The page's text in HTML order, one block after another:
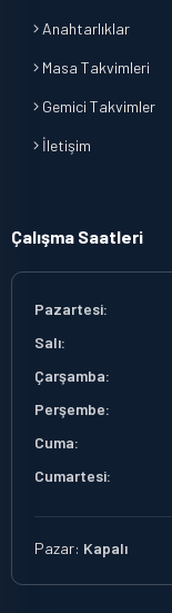
Anahtarlıklar
Masa Takvimleri
Gemici Takvimler
İletişim
Çalışma Saatleri
Pazartesi:
Salı:
Çarşamba:
Perşembe:
Cuma:
Cumartesi:
Pazar: Kapalı